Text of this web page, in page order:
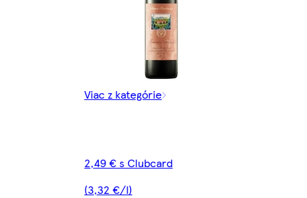
Viac z kategórie
2,49 € s Clubcard
(3,32 €/l)